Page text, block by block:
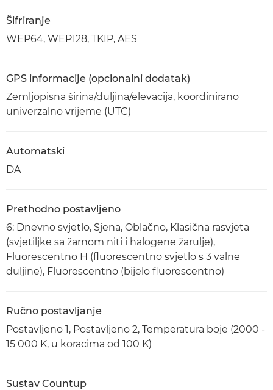
Šifriranje
WEP64, WEP128, TKIP, AES
GPS informacije (opcionalni dodatak)
Zemljopisna širina/duljina/elevacija, koordinirano
univerzalno vrijeme (UTC)
Automatski
DA
Prethodno postavljeno
6: Dnevno svjetlo, Sjena, Oblačno, Klasična rasvjeta
(svjetiljke sa žarnom niti i halogene žarulje),
Fluorescentno H (fluorescentno svjetlo s 3 valne
duljine), Fluorescentno (bijelo fluorescentno)
Ručno postavljanje
Postavljeno 1, Postavljeno 2, Temperatura boje (2000 -
15 000 K, u koracima od 100 K)
Sustav Countup